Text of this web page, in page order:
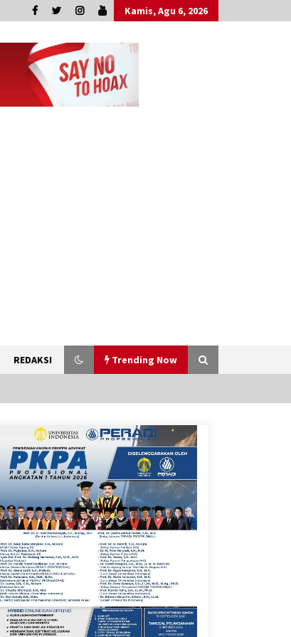
Kamis, Agu 6, 2026
REDAKSI Trending Now
Marak Kecelakaan Kapal,
Puan Soroti Minimnya Faktor
Keamanan Transportasi Laut
5 Agustus 2026
Respons Cepat Aduan Warga,
Wali Kota Serang Bantu Bedah
Rumah Roboh Korban
Bencana, Salurkan Bantuan
Rp30 Juta
5 Agustus 2026